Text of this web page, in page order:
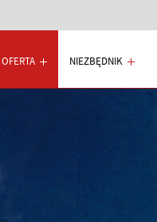
OFERTA NIEZBĘDNIK